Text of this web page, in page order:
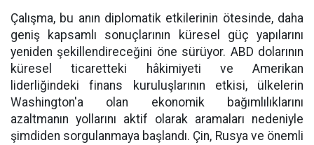
Çalışma, bu anın diplomatik etkilerinin ötesinde, daha
geniş kapsamlı sonuçlarının küresel güç yapılarını
yeniden şekillendireceğini öne sürüyor. ABD dolarının
küresel ticaretteki hâkimiyeti ve Amerikan
liderliğindeki finans kuruluşlarının etkisi, ülkelerin
Washington'a olan ekonomik bağımlılıklarını
azaltmanın yollarını aktif olarak aramaları nedeniyle
şimdiden sorgulanmaya başlandı. Çin, Rusya ve önemli